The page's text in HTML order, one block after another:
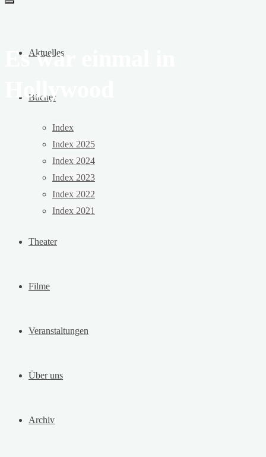
Aktuelles
Bücher
Index
Index 2025
Index 2024
Index 2023
Index 2022
Index 2021
Theater
Filme
Veranstaltungen
Über uns
Archiv
Es war einmal in
Hollywood